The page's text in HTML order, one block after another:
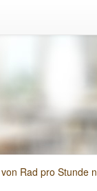
Rad pro Stunde